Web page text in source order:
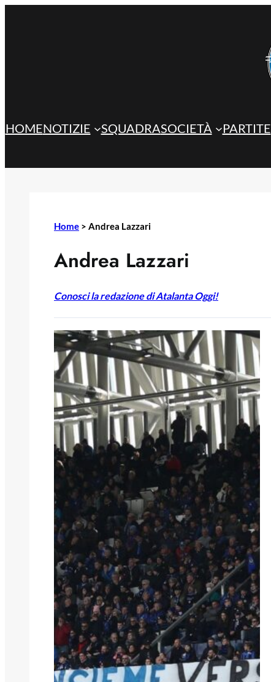
HOMENOTIZIE SQUADRASOCIETÀ PARTITE
Home > Andrea Lazzari
Andrea Lazzari
Conosci la redazione di Atalanta Oggi!